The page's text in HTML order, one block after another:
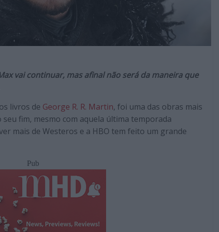
vai continuar, mas afinal não será da maneira que
livros de George R. R. Martin, foi uma das obras mais
seu fim, mesmo com aquela última temporada
mais de Westeros e a HBO tem feito um grande
Pub